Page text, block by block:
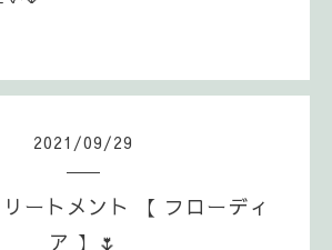
2021 /09/29
ートメント 【 フローディ
ア 】🌷